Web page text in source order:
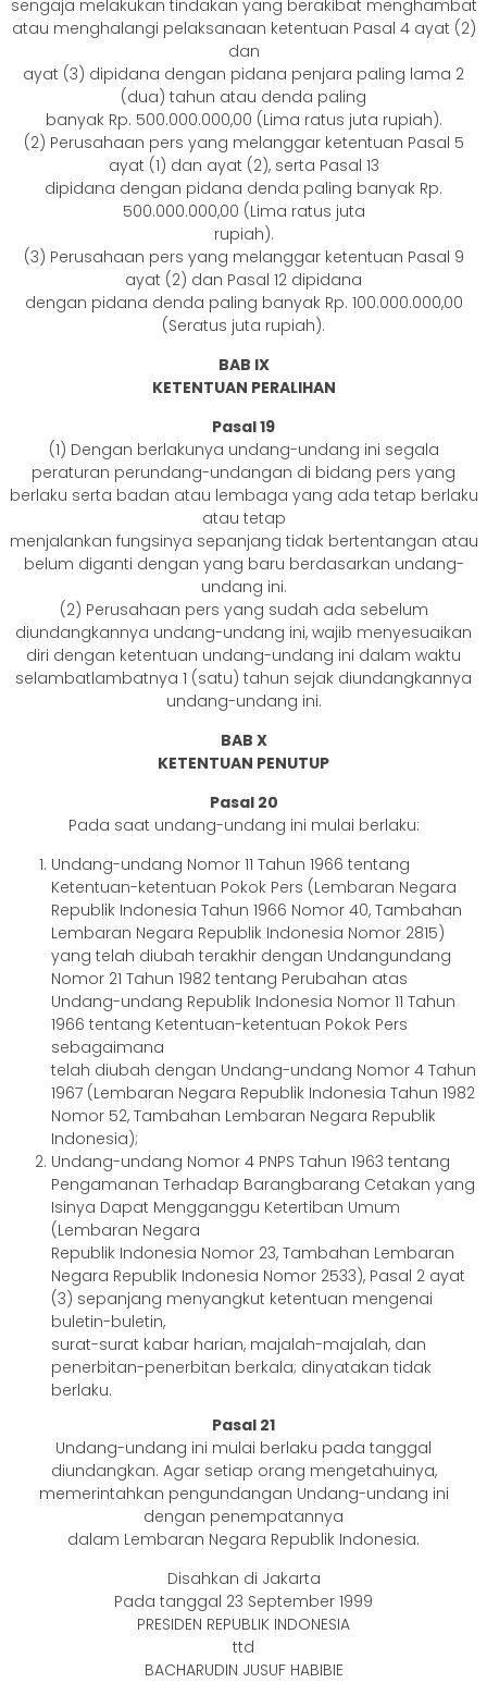
sengaja melakukan tindakan yang berakibat menghambat
atau menghalangi pelaksanaan ketentuan Pasal 4 ayat (2)
dan
ayat (3) dipidana dengan pidana penjara paling lama 2
(dua) tahun atau denda paling
banyak Rp. 500.000.000,00 (Lima ratus juta rupiah).
(2) Perusahaan pers yang melanggar ketentuan Pasal 5
ayat (1) dan ayat (2), serta Pasal 13
dipidana dengan pidana denda paling banyak Rp.
500.000.000,00 (Lima ratus juta
rupiah).
(3) Perusahaan pers yang melanggar ketentuan Pasal 9
ayat (2) dan Pasal 12 dipidana
dengan pidana denda paling banyak Rp. 100.000.000,00
(Seratus juta rupiah).
BAB IX
KETENTUAN PERALIHAN
Pasal 19
(1) Dengan berlakunya undang-undang ini segala
peraturan perundang-undangan di bidang pers yang
berlaku serta badan atau lembaga yang ada tetap berlaku
atau tetap
menjalankan fungsinya sepanjang tidak bertentangan atau
belum diganti dengan yang baru berdasarkan undang-
undang ini.
(2) Perusahaan pers yang sudah ada sebelum
diundangkannya undang-undang ini, wajib menyesuaikan
diri dengan ketentuan undang-undang ini dalam waktu
selambatlambatnya 1 (satu) tahun sejak diundangkannya
undang-undang ini.
BAB X
KETENTUAN PENUTUP
Pasal 20
Pada saat undang-undang ini mulai berlaku:
Undang-undang Nomor 11 Tahun 1966 tentang
Ketentuan-ketentuan Pokok Pers (Lembaran Negara
Republik Indonesia Tahun 1966 Nomor 40, Tambahan
Lembaran Negara Republik Indonesia Nomor 2815)
yang telah diubah terakhir dengan Undangundang
Nomor 21 Tahun 1982 tentang Perubahan atas
Undang-undang Republik Indonesia Nomor 11 Tahun
1966 tentang Ketentuan-ketentuan Pokok Pers
sebagaimana
telah diubah dengan Undang-undang Nomor 4 Tahun
1967 (Lembaran Negara Republik Indonesia Tahun 1982
Nomor 52, Tambahan Lembaran Negara Republik
Indonesia);
Undang-undang Nomor 4 PNPS Tahun 1963 tentang
Pengamanan Terhadap Barangbarang Cetakan yang
Isinya Dapat Mengganggu Ketertiban Umum
(Lembaran Negara
Republik Indonesia Nomor 23, Tambahan Lembaran
Negara Republik Indonesia Nomor 2533), Pasal 2 ayat
(3) sepanjang menyangkut ketentuan mengenai
buletin-buletin,
surat-surat kabar harian, majalah-majalah, dan
penerbitan-penerbitan berkala; dinyatakan tidak
berlaku.
Pasal 21
Undang-undang ini mulai berlaku pada tanggal
diundangkan. Agar setiap orang mengetahuinya,
memerintahkan pengundangan Undang-undang ini
dengan penempatannya
dalam Lembaran Negara Republik Indonesia.
Disahkan di Jakarta
Pada tanggal 23 September 1999
PRESIDEN REPUBLIK INDONESIA
ttd
BACHARUDIN JUSUF HABIBIE